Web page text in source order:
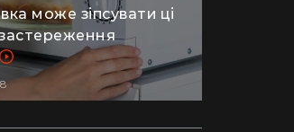
може зіпсувати ці